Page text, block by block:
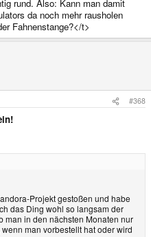
rund. Also: Kann man damit
da noch mehr rausholen
Fahnenstange?</t>
#368
Projekt gestoßen und habe
das Ding wohl so langsam der
man in den nächsten Monaten nur
man vorbestellt hat oder wird